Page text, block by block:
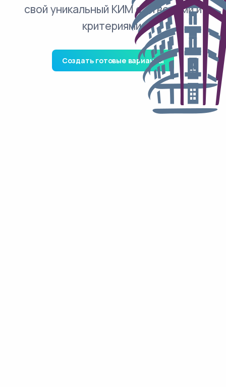
свой уникальный КИМ с ответами и
критериями.
Создать готовые варианты